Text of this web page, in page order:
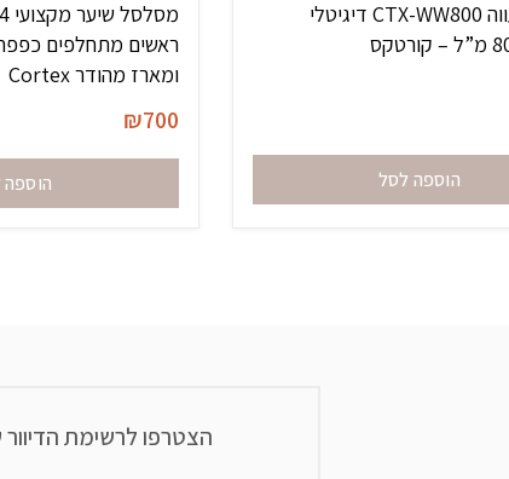
מחמם שעווה CTX-WW800 דיגיטלי
הוספה לסל
ראשים מתחלפים
ומארז מהודר Cortex
₪700
הצטרפו לרשימת הדיוור